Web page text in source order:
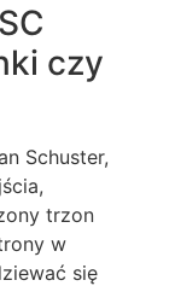
czy
Schuster,
trzon
w
się